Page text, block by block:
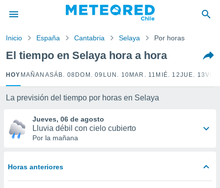
por
para
que se
calidad.
a este
y
digital
Inicio España Cantabria Selaya Por horas
El tiempo en Selaya hora a hora
HOY MAÑANASÁB. 08 DOM. 09 LUN. 10 MAR. 11 MIÉ. 12JUE. 13VIE.
La previsión del tiempo por horas en Selaya
Jueves, 06 de agosto
Lluvia débil con cielo cubierto
Por la mañana
Horas anteriores